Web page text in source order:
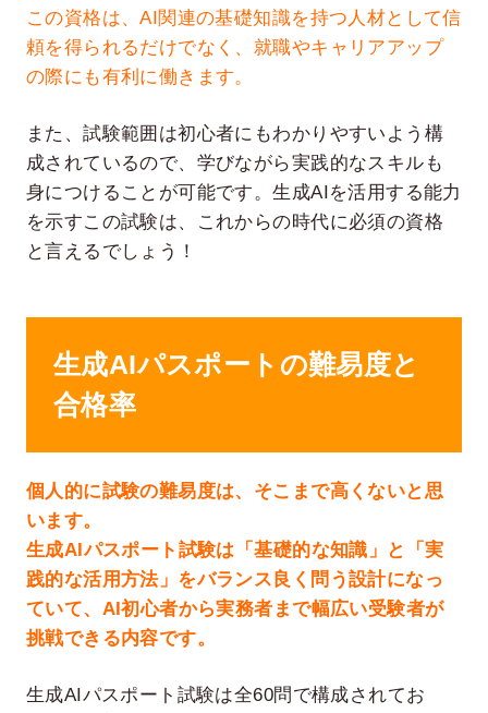
この資格は、AI関連の基礎知識を持つ人材として信
頼を得られるだけでなく、就職やキャリアアップ
の際にも有利に働きます。
また、試験範囲は初心者にもわかりやすいよう構
成されているので、学びながら実践的なスキルも
身につけることが可能です。生成AIを活用する能力
を示すこの試験は、これからの時代に必須の資格
と言えるでしょう！
生成AIパスポートの難易度と
合格率
個人的に試験の難易度は、そこまで高くないと思
います。
生成AIパスポート試験は「基礎的な知識」と「実
践的な活用方法」をバランス良く問う設計になっ
ていて、AI初心者から実務者まで幅広い受験者が
挑戦できる内容です。
生成AIパスポート試験は全60問で構成されてお